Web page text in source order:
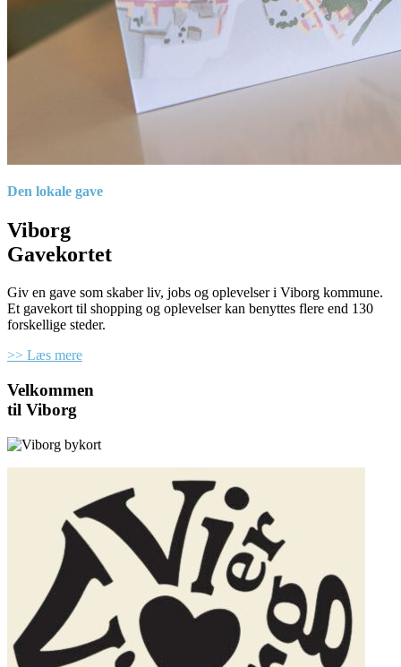
Den lokale gave
Viborg
Gavekortet
Giv en gave som skaber liv, jobs og oplevelser i Viborg kommune.
Et gavekort til shopping og oplevelser kan benyttes flere end 130
forskellige steder.
>> Læs mere
Velkommen
til Viborg